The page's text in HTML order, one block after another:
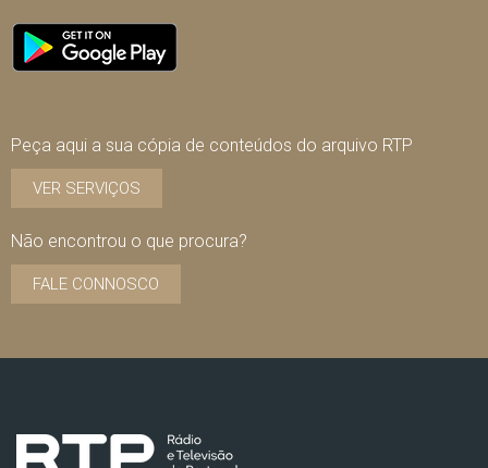
Peça aqui a sua cópia de conteúdos do arquivo RTP
VER SERVIÇOS
Não encontrou o que procura?
FALE CONNOSCO